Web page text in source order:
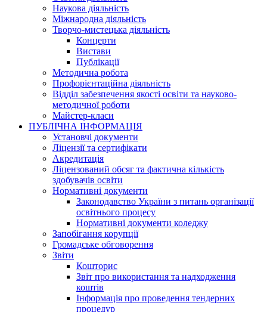
Наукова діяльність
Міжнародна діяльність
Творчо-мистецька діяльність
Концерти
Вистави
Публікації
Методична робота
Профорієнтаційна діяльність
Відділ забезпечення якості освіти та науково-
методичної роботи
Майстер-класи
ПУБЛІЧНА ІНФОРМАЦІЯ
Установчі документи
Ліцензії та сертифікати
Акредитація
Ліцензований обсяг та фактична кількість
здобувачів освіти
Нормативні документи
Законодавство України з питань організації
освітнього процесу
Нормативні документи коледжу
Запобігання корупції
Громадське обговорення
Звіти
Кошторис
Звіт про використання та надходження
коштів
Інформація про проведення тендерних
процедур